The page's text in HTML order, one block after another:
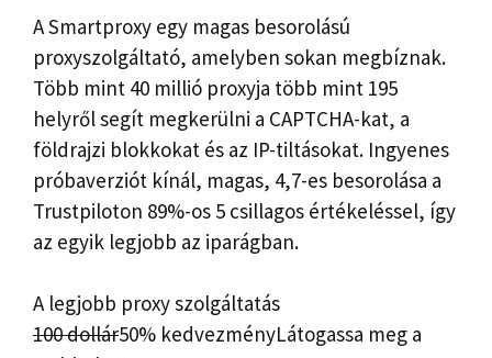
A Smartproxy egy magas besorolású
proxyszolgáltató, amelyben sokan megbíznak.
Több mint 40 millió proxyja több mint 195
helyről segít megkerülni a CAPTCHA-kat, a
földrajzi blokkokat és az IP-tiltásokat. Ingyenes
próbaverziót kínál, magas, 4,7-es besorolása a
Trustpiloton 89%-os 5 csillagos értékeléssel, így
az egyik legjobb az iparágban.
A legjobb proxy szolgáltatás
100 dollár50% kedvezményLátogassa meg a